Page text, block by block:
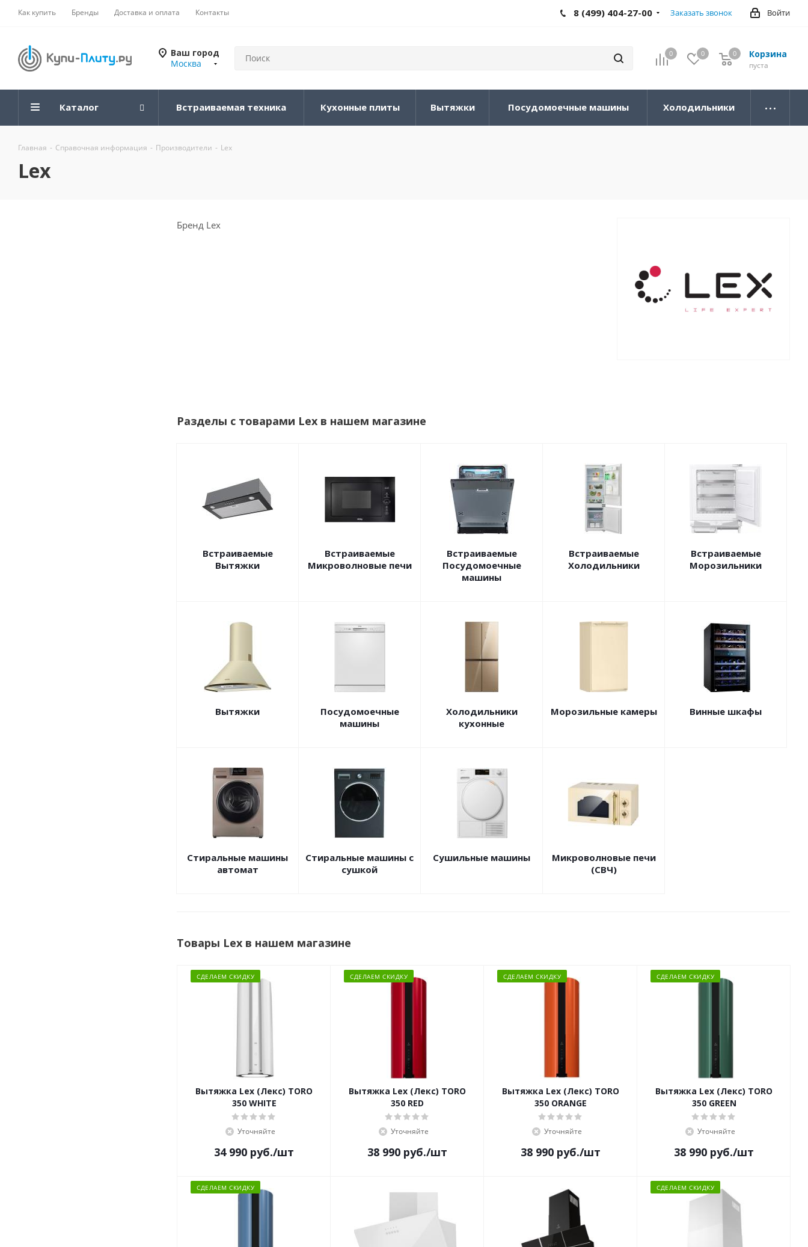
Как купить Бренды Доставка и оплата Контакты Войти
8 (499) 404-27-00 Заказать звонок
Ваш город
Москва
0 0 Корзина
0
пуста
0
Каталог Встраиваемая техника Кухонные плиты Вытяжки Посудомоечные машины Холодильники
Главная - Справочная информация - Производители - Lex
Lex
Бренд Lex
Разделы с товарами Lex в нашем магазине
Встраиваемые
Вытяжки
Встраиваемые
Микроволновые печи
Встраиваемые
Посудомоечные
машины
Встраиваемые
Холодильники
Встраиваемые
Морозильники
Вытяжки
Посудомоечные
машины
Холодильники
кухонные
Морозильные камеры Винные шкафы
Стиральные машины
автомат
Стиральные машины с
сушкой
Сушильные машины
Микроволновые печи
(СВЧ)
Товары Lex в нашем магазине
СДЕЛАЕМ СКИДКУ
Вытяжка Lex (Лекс) TORO
350 WHITE
Уточняйте
34 990 руб./шт
СДЕЛАЕМ СКИДКУ
Вытяжка Lex (Лекс) TORO
350 RED
Уточняйте
38 990 руб./шт
СДЕЛАЕМ СКИДКУ
Вытяжка Lex (Лекс) TORO
350 ORANGE
Уточняйте
38 990 руб./шт
СДЕЛАЕМ СКИДКУ
Вытяжка Lex (Лекс) TORO
350 GREEN
Уточняйте
38 990 руб./шт
СДЕЛАЕМ СКИДКУ СДЕЛАЕМ СКИДКУ